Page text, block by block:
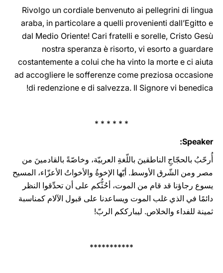
Rivolgo un cordiale benvenuto ai pellegrini di lingua
araba, in particolare a quelli provenienti dall’Egitto e
dal Medio Oriente! Cari fratelli e sorelle, Cristo Gesù
nostra speranza è risorto, vi esorto a guardare
costantemente a colui che ha vinto la morte e ci aiuta
ad accogliere le sofferenze come preziosa occasione
di redenzione e di salvezza. Il Signore vi benedica!
* * * * * *
Speaker:
أُرحّبُ بالحجّاجِ الناطقينَ باللّغةِ العربيّة، وخاصّةً بالقادمينَ من
مصر ومن الشّرق الأوسط. أيّها الإخوةُ والأخواتُ الأعزّاء، المسيح
يسوع رجاؤنا قد قام من الموت، أحُثُّكم على أن تحدِّقوا النظر
دائمًا في الذي غلب الموت ويساعدنا على قبول الآلام كمناسبة
ثمينة للفداء والخلاص. ليبارككم الربّ! ‏‏
***********